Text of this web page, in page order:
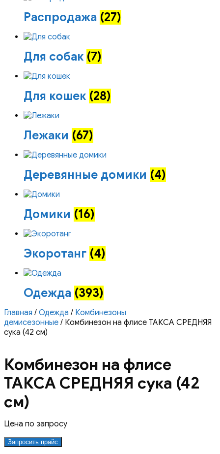
Распродажа (27)
Для собак (7)
Для кошек (28)
Лежаки (67)
Деревянные домики (4)
Домики (16)
Экоротанг (4)
Одежда (393)
Главная / Одежда / Комбинезоны
демисезонные / Комбинезон на флисе ТАКСА СРЕДНЯЯ
сука (42 см)
Комбинезон на флисе
ТАКСА СРЕДНЯЯ сука (42
см)
Цена по запросу
Запросить прайс